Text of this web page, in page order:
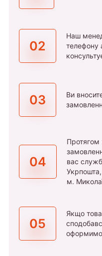
02
Наш
телефону
03
Ви
04
Протягом
вас
Укрпошта,
м.
05
Якщо
оформимо